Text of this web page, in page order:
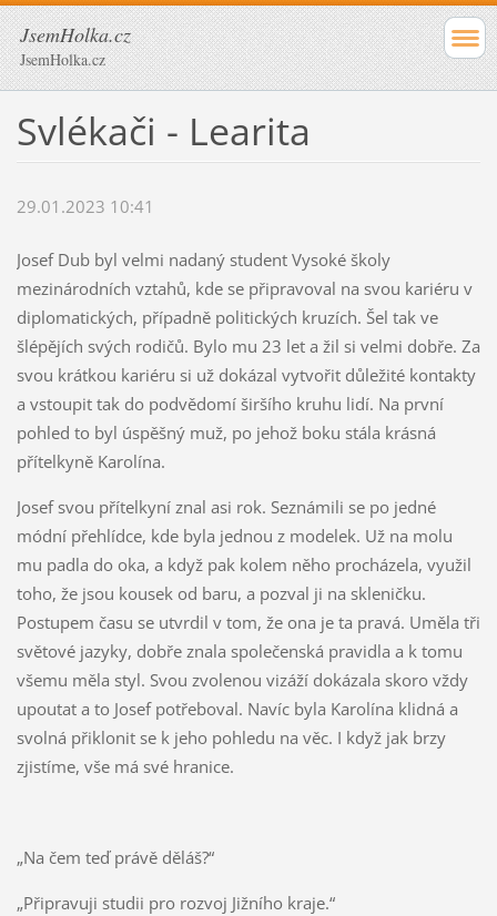
JsemHolka.cz
JsemHolka.cz
Svlékači - Learita
29.01.2023 10:41
Josef Dub byl velmi nadaný student Vysoké školy
mezinárodních vztahů, kde se připravoval na svou kariéru v
diplomatických, případně politických kruzích. Šel tak ve
šlépějích svých rodičů. Bylo mu 23 let a žil si velmi dobře. Za
svou krátkou kariéru si už dokázal vytvořit důležité kontakty
a vstoupit tak do podvědomí širšího kruhu lidí. Na první
pohled to byl úspěšný muž, po jehož boku stála krásná
přítelkyně Karolína.
Josef svou přítelkyní znal asi rok. Seznámili se po jedné
módní přehlídce, kde byla jednou z modelek. Už na molu
mu padla do oka, a když pak kolem něho procházela, využil
toho, že jsou kousek od baru, a pozval ji na skleničku.
Postupem času se utvrdil v tom, že ona je ta pravá. Uměla tři
světové jazyky, dobře znala společenská pravidla a k tomu
všemu měla styl. Svou zvolenou vizáží dokázala skoro vždy
upoutat a to Josef potřeboval. Navíc byla Karolína klidná a
svolná přiklonit se k jeho pohledu na věc. I když jak brzy
zjistíme, vše má své hranice.
„Na čem teď právě děláš?“
„Připravuji studii pro rozvoj Jižního kraje.“